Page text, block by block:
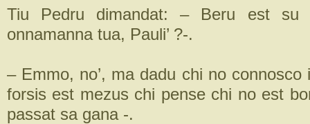
Tiu Pedru dimandat: – Beru est su
onnamanna tua, Pauli’ ?-.
– Emmo, no’, ma dadu chi no connosco
forsis est mezus chi pense chi no est
passat sa gana -.